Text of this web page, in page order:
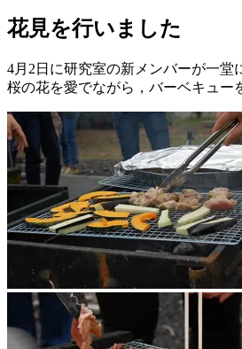
花見を行いました
4月2日に研究室の新メンバーが一堂
桜の花を愛でながら，バーベキュー